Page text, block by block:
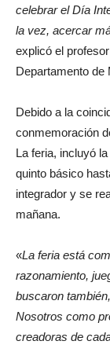
celebrar el Día
la vez, acercar
explicó el profesor
Departamento de
Debido a la
conmemoración
La feria, incluyó
quinto básico
integrador y se
mañana.
«La feria está
razonamiento,
buscaron
Nosotros como
creadoras de